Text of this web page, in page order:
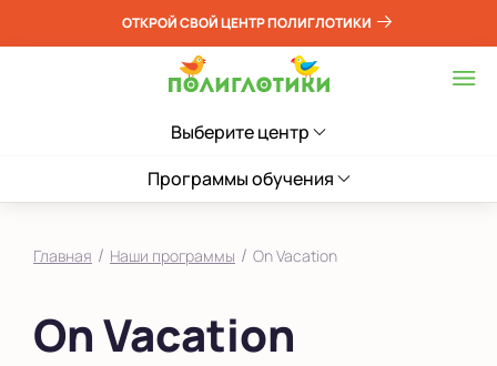
ОТКРОЙ СВОЙ ЦЕНТР ПОЛИГЛОТИКИ
Выберите центр
Программы обучения
Главная / Наши программы / On Vacation
On Vacation